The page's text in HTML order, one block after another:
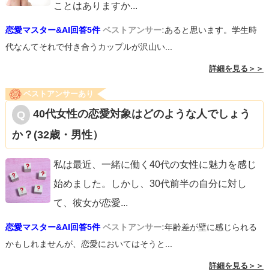
ことはありますか...
恋愛マスター&AI回答5件 ベストアンサー:あると思います。学生時
代なんてそれで付き合うカップルが沢山い...
詳細を見る＞＞
ベストアンサーあり
40代女性の恋愛対象はどのような人でしょう
か？(32歳・男性）
私は最近、一緒に働く40代の女性に魅力を感じ
始めました。しかし、30代前半の自分に対し
て、彼女が恋愛...
恋愛マスター&AI回答5件 ベストアンサー:年齢差が壁に感じられる
かもしれませんが、恋愛においてはそうと...
詳細を見る＞＞